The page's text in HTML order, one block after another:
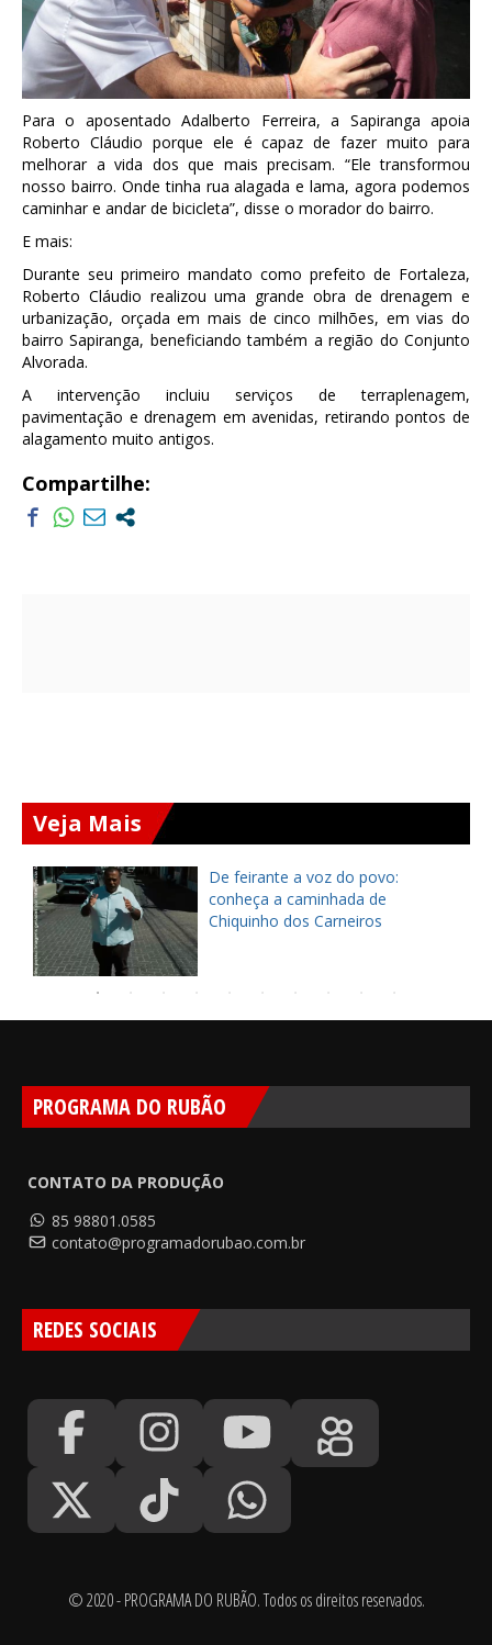
Para o aposentado Adalberto Ferreira, a Sapiranga apoia
Roberto Cláudio porque ele é capaz de fazer muito para
melhorar a vida dos que mais precisam. “Ele transformou
nosso bairro. Onde tinha rua alagada e lama, agora podemos
caminhar e andar de bicicleta”, disse o morador do bairro.
E mais:
Durante seu primeiro mandato como prefeito de Fortaleza,
Roberto Cláudio realizou uma grande obra de drenagem e
urbanização, orçada em mais de cinco milhões, em vias do
bairro Sapiranga, beneficiando também a região do Conjunto
Alvorada.
A intervenção incluiu serviços de terraplenagem,
pavimentação e drenagem em avenidas, retirando pontos de
alagamento muito antigos.
Compartilhe:
Veja Mais
De feirante a voz do povo:
conheça a caminhada de
Chiquinho dos Carneiros
PROGRAMA DO RUBÃO
CONTATO DA PRODUÇÃO
85 98801.0585
contato@programadorubao.com.br
REDES SOCIAIS
© 2020 - PROGRAMA DO RUBÃO. Todos os direitos reservados.